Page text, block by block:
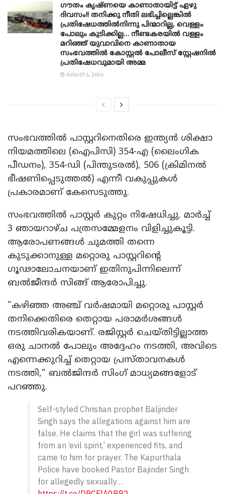
ഗൗതം കൃഷ്ണയെ കാണാതായിട്ട് ഏഴു
ദിവസം!! തനിക്കു നീതി ലഭിച്ചില്ലെങ്കിൽ
പ്രതിഷേധത്തിൽനിന്നു പിന്മാറില്ല, വെള്ളം
പോലും കുടിക്കില്ല… നീണ്ടകരയിൽ വള്ളം
മറിഞ്ഞ് യുവാവിനെ കാണാതായ
സംഭവത്തിൽ കോസ്റ്റൽ പോലീസ് സ്റ്റേഷനിൽ
പ്രതിഷേധവുമായി അമ്മ
AUGUST 6, 2026
സംഭവത്തില്‍ പാസ്റ്ററിനെതിരെ ഇന്ത്യന്‍ ശിക്ഷാ
നിയമത്തിലെ (ഐപിസി) 354-എ (ലൈംഗിക
പീഡനം), 354-ഡി (പിന്തുടരല്‍), 506 (ക്രിമിനല്‍
ഭീഷണിപ്പെടുത്തല്‍) എന്നീ വകുപ്പുകള്‍
പ്രകാരമാണ് കേസെടുത്തു.
സംഭവത്തില്‍ പാസ്റ്റര്‍ കുറ്റം നിഷേധിച്ചു. മാര്‍ച്ച്
3 ഞായറാഴ്ച പത്രസമ്മേളനം വിളിച്ചുകൂട്ടി.
ആരോപണങ്ങള്‍ ചുമത്തി തന്നെ
കുടുക്കാനുള്ള മറ്റൊരു പാസ്റ്ററിന്റെ
ഗൂഢാലോചനയാണ് ഇതിനുപിന്നിലെന്ന്
ബല്‍ജീന്ദര്‍ സിങ്ങ് ആരോപിച്ചു.
”കഴിഞ്ഞ അഞ്ച് വര്‍ഷമായി മറ്റൊരു പാസ്റ്റര്‍
തനിക്കെതിരെ തെറ്റായ പരാമര്‍ശങ്ങള്‍
നടത്തിവരികയാണ്. രജിസ്റ്റര്‍ ചെയ്തിട്ടില്ലാത്ത
ഒരു ചാനല്‍ പോലും അദ്ദേഹം നടത്തി, അവിടെ
എന്നെക്കുറിച്ച് തെറ്റായ പ്രസ്താവനകള്‍
നടത്തി,” ബല്‍ജിന്ദര്‍ സിംഗ് മാധ്യമങ്ങളോട്
പറഞ്ഞു.
Self-styled Christian prophet Baljinder
Singh says the allegations against him are
false. He claims that the girl was suffering
from an ‘evil spirit,’ experienced fits, and
came to him for prayer. The Kapurthala
Police have booked Pastor Bajinder Singh
for allegedly sexually…